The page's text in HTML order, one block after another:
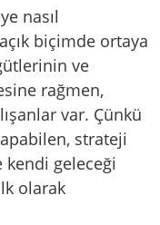
nasıl
biçimde ortaya
ve
rağmen,
var. Çünkü
strateji
geleceği
olarak